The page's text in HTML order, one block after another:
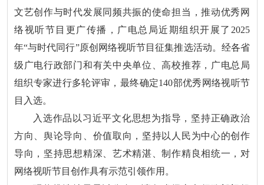
文艺创作与时代发展同频共振的使命担当，推动优秀网
络视听节目更广传播，广电总局近期组织开展了2025
年“与时代同行”原创网络视听节目征集推选活动。经各省
级广电行政部门和有关中央单位、高校推荐，广电总局
组织专家进行多轮评审，最终确定140部优秀网络视听节
目入选。
入选作品以习近平文化思想为指导，坚持正确政治
方向、舆论导向、价值取向，坚持以人民为中心的创作
导向，坚持思想精深、艺术精湛、制作精良相统一，对
网络视听节目创作具有示范引领作用。